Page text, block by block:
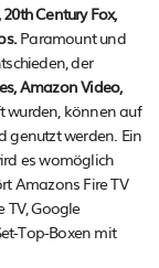
Century Fox,
Paramount und
der
Amazon Video,
wurden, können auf
genutzt werden. Ein
es womöglich
Amazons Fire TV
TV, Google
Top-Boxen mit